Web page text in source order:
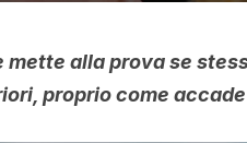
alla prova se
proprio come